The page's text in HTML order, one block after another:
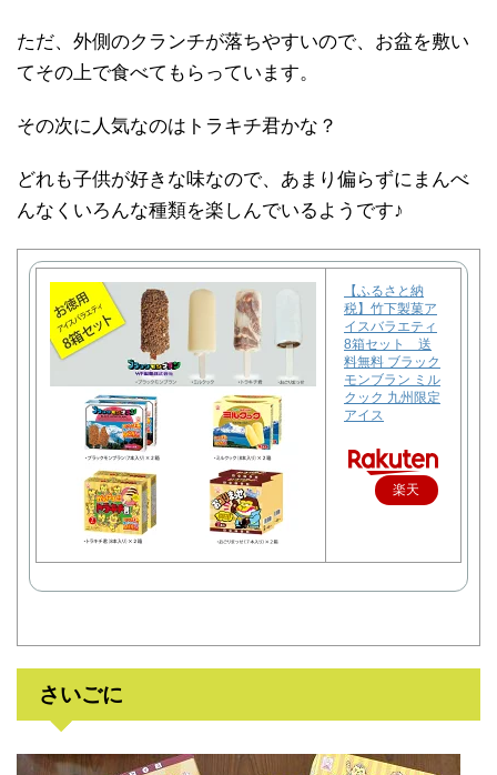
ただ、外側のクランチが落ちやすいので、お盆を敷い
てその上で食べてもらっています。
その次に人気なのはトラキチ君かな？
どれも子供が好きな味なので、あまり偏らずにまんべ
んなくいろんな種類を楽しんでいるようです♪
【ふるさと納
税】竹下製菓ア
イスバラエティ
8箱セット 送
料無料 ブラック
モンブラン ミル
クック 九州限定
アイス
楽天
さいごに